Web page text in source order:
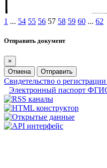
1 ... 54 55 56 57 58 59 60 ... 62
Отправить документ
×
Отмена
Отправить
Свидетельство о
Электронный паспорт